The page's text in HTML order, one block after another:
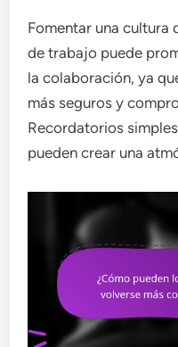
Fomentar una cultura
de trabajo puede
la colaboración, ya
más seguros y
Recordatorios
pueden crear una